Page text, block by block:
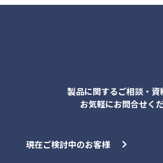
製品に関するご相談・資
お気軽にお問合せくだ
現在ご検討中のお客様